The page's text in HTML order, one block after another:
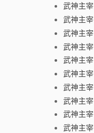
武神主宰
武神主宰
武神主宰
武神主宰
武神主宰
武神主宰
武神主宰
武神主宰
武神主宰
武神主宰